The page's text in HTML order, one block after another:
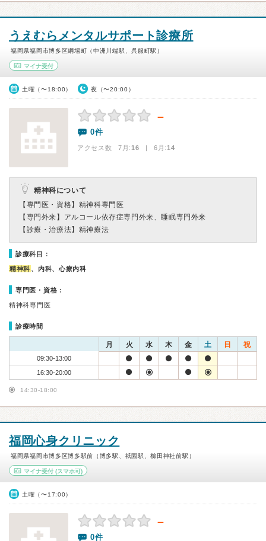
うえむらメンタルサポート診療所
福岡県福岡市博多区綱場町（中洲川端駅、呉服町駅）
マイナ受付
土曜（〜18:00） 夜（〜20:00）
－
0件
アクセス数 7月:16 | 6月:14
精神科について
【専門医・資格】 精神科専門医
【専門外来】 アルコール依存症専門外来、睡眠専門外来
【診療・治療法】 精神療法
診療科目：
精神科 、内科、心療内科
専門医・資格：
精神科専門医
診療時間
月 火 水 木 金 土 日 祝
09:30-13:00
16:30-20:00
14:30-18:00
福岡心身クリニック
福岡県福岡市博多区博多駅前（博多駅、祇園駅、櫛田神社前駅）
マイナ受付 (スマホ可)
土曜（〜17:00）
－
0件